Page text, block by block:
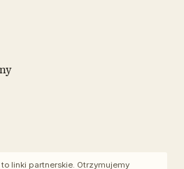
linki partnerskie. Otrzymujemy